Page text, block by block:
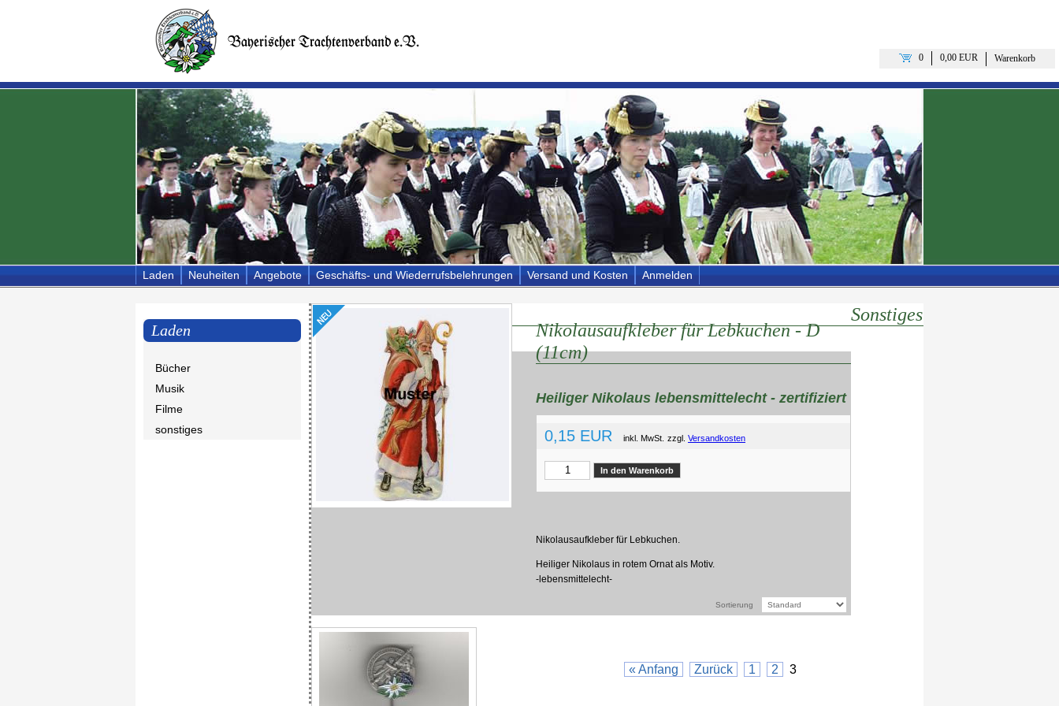
0 0,00 EUR Warenkorb
Laden Neuheiten Angebote Geschäfts- und Wiederrufsbelehrungen Versand und Kosten Anmelden
Laden
Bücher
Musik
Filme
sonstiges
Nikolausaufkleber für Lebkuchen - D
(11cm)
Heiliger Nikolaus lebensmittelecht - zertifiziert
0,15 EUR inkl. MwSt. zzgl. Versandkosten
Nikolausaufkleber für Lebkuchen.
Heiliger Nikolaus in rotem Ornat als Motiv.
-lebensmittelecht-
Sonstiges
Sortierung
« Anfang Zurück 1 2 3